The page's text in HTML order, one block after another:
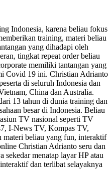
Indonesia, karena beliau fokus
training, materi beliau
yang dihadapi oleh
tingkat repeat order beliau
memiliki tantangan yang
Covid 19 ini. Christian Adrianto
di seluruh Indonesia dan
China dan Australia.
13 tahun di dunia training dan
besar di Indonesia. Beliau
TV nasional seperti TV
I-News TV, Kompas TV,
beliau yang fun, interaktif
Christian Adrianto seru dan
sekedar menatap layar HP atau
dan terlibat selayaknya